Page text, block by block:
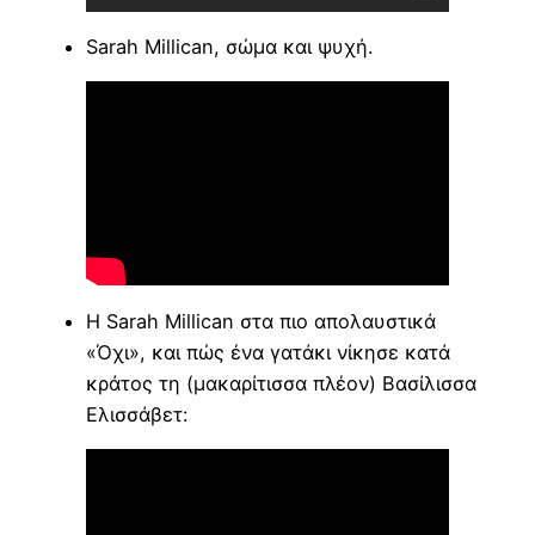
Sarah Millican, σώμα και ψυχή.
Η Sarah Millican στα πιο απολαυστικά
«Όχι», και πώς ένα γατάκι νίκησε κατά
κράτος τη (μακαρίτισσα πλέον) Βασίλισσα
Ελισσάβετ: